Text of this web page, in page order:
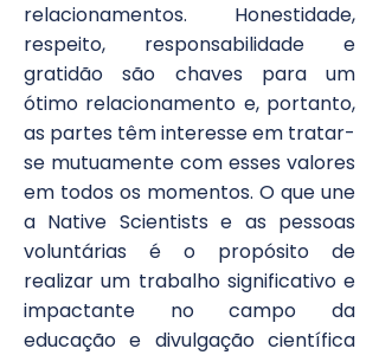
relacionamentos. Honestidade,
respeito, responsabilidade e
gratidão são chaves para um
ótimo relacionamento e, portanto,
as partes têm interesse em tratar-
se mutuamente com esses valores
em todos os momentos. O que une
a Native Scientists e as pessoas
voluntárias é o propósito de
realizar um trabalho significativo e
impactante no campo da
educação e divulgação científica